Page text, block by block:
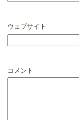
ウェブサイト
コメント